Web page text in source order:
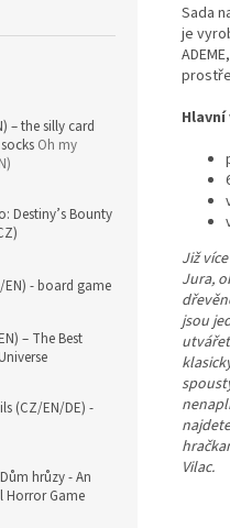
– the silly card
Oh my
Destiny’s Bounty
- board game
– The Best
(CZ/EN/DE) -
hrůzy - An
Horror Game
Sada
je
Již
Jura,
jsou
Vilac.